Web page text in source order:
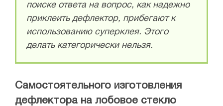
поиске ответа на вопрос, как надежно
приклеить дефлектор, прибегают к
использованию суперклея. Этого
делать категорически нельзя.
Самостоятельного изготовления
дефлектора на лобовое стекло